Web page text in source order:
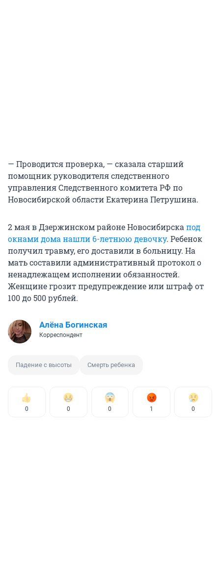
— Проводится проверка, — сказала старший
помощник руководителя следственного
управления Следственного комитета РФ по
Новосибирской области Екатерина Петрушина.
2 мая в Дзержинском районе Новосибирскапод
окнами дома нашли 6-летнюю девочку. Ребенок
получил травму, его доставили в больницу. На
мать составили административный протокол о
ненадлежащем исполнении обязанностей.
Женщине грозит предупреждение или штраф от
100 до 500 рублей.
Алёна Богинская
Корреспондент
Падение с высоты Смерть ребенка
0 0 0 1 0